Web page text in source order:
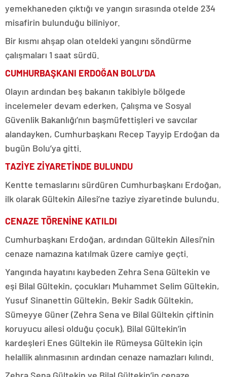
yemekhaneden çıktığı ve yangın sırasında otelde 234
misafirin bulunduğu biliniyor.
Bir kısmı ahşap olan oteldeki yangını söndürme
çalışmaları 1 saat sürdü.
CUMHURBAŞKANI ERDOĞAN BOLU’DA
Olayın ardından beş bakanın takibiyle bölgede
incelemeler devam ederken, Çalışma ve Sosyal
Güvenlik Bakanlığı’nın başmüfettişleri ve savcılar
alandayken, Cumhurbaşkanı Recep Tayyip Erdoğan da
bugün Bolu’ya gitti.
TAZİYE ZİYARETİNDE BULUNDU
Kentte temaslarını sürdüren Cumhurbaşkanı Erdoğan,
ilk olarak Gültekin Ailesi’ne taziye ziyaretinde bulundu.
CENAZE TÖRENİNE KATILDI
Cumhurbaşkanı Erdoğan, ardından Gültekin Ailesi’nin
cenaze namazına katılmak üzere camiye geçti.
Yangında hayatını kaybeden Zehra Sena Gültekin ve
eşi Bilal Gültekin, çocukları Muhammet Selim Gültekin,
Yusuf Sinanettin Gültekin, Bekir Sadık Gültekin,
Sümeyye Güner (Zehra Sena ve Bilal Gültekin çiftinin
koruyucu ailesi olduğu çocuk), Bilal Gültekin’in
kardeşleri Enes Gültekin ile Rümeysa Gültekin için
helallik alınmasının ardından cenaze namazları kılındı.
Zehra Sena Gültekin ve Bilal Gültekin’in cenaze